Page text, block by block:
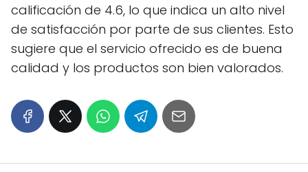
calificación de 4.6, lo que indica un alto nivel
de satisfacción por parte de sus clientes. Esto
sugiere que el servicio ofrecido es de buena
calidad y los productos son bien valorados.